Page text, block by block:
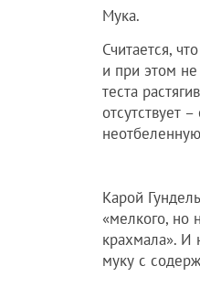
Мука.
Считается,
и при этом
теста
отсутствует
Карой
«мелкого, но
крахмала». И
муку с